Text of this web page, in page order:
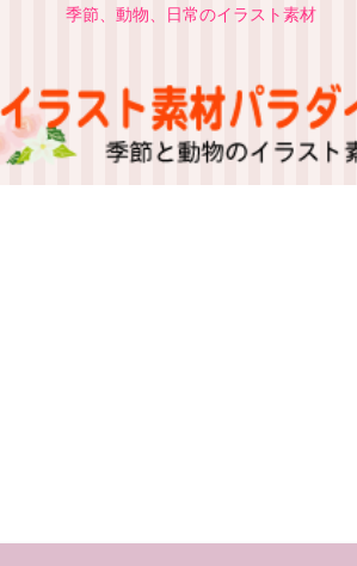
季節、動物、日常のイラスト素材